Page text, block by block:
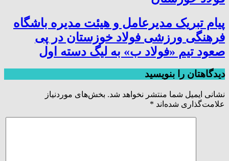
پیام تبریک مدیرعامل و هیئت مدیره باشگاه
فرهنگی ورزشی فولاد خوزستان در پی
صعود تیم «فولاد ب» به لیگ دسته اول
دیدگاهتان را بنویسید
نشانی ایمیل شما منتشر نخواهد شد. بخش‌های موردنیاز
علامت‌گذاری شده‌اند *